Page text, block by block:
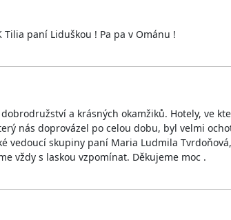
paní Liduškou ! Pa pa v Ománu !
a krásných okamžiků. Hotely, ve
nás doprovázel po celou dobu, byl velmi
vedoucí skupiny paní Maria Ludmila
vždy s laskou vzpomínat. Děkujeme moc .